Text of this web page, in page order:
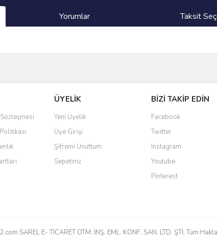
Yorumlar Taksit
ÜYELİK
Yeni Üyelik
Üye Girişi
Şifremi Unuttum
Sepetiniz
BİZİ TAKİP EDİN
Facebook
Twitter
Instagram
Youtube
Pinterest
E- TİCARET OTM. İNŞ. EML. KONF. SAN. LTD. ŞTİ. Tüm